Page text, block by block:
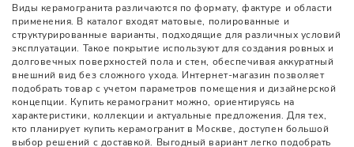
Виды керамогранита различаются по формату, фактуре и области
применения. В каталог входят матовые, полированные и
структурированные варианты, подходящие для различных условий
эксплуатации. Такое покрытие используют для создания ровных и
долговечных поверхностей пола и стен, обеспечивая аккуратный
внешний вид без сложного ухода. Интернет-магазин позволяет
подобрать товар с учетом параметров помещения и дизайнерской
концепции. Купить керамогранит можно, ориентируясь на
характеристики, коллекции и актуальные предложения. Для тех,
кто планирует купить керамогранит в Москве, доступен большой
выбор решений с доставкой. Выгодный вариант легко подобрать